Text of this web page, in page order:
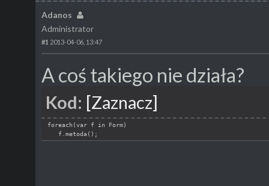
Adanos
Administrator
#1 2013-04-06, 13:47
A coś takiego nie działa?
Kod: [Zaznacz]
foreach(var f in Form)
f.metoda();